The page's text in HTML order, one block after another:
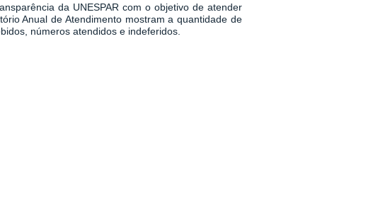
da UNESPAR com o objetivo de atender
Anual de Atendimento mostram a quantidade de
números atendidos e indeferidos.